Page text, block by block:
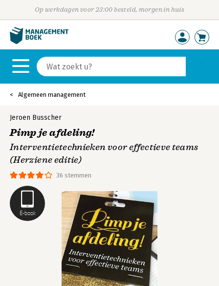
Op werkdagen voor 23:00 besteld, morgen in huis
Algemeen management
E-book
36 stemmen
Jeroen Busscher
Pimp je afdeling!
Interventietechnieken voor effectieve teams
(Herziene editie)